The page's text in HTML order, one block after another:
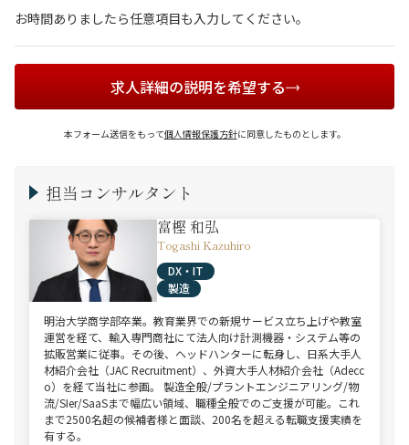
お時間ありましたら任意項目も入力してください。
求人詳細の説明を希望する
本フォーム送信をもって個人情報保護方針に同意したものとします。
担当コンサルタント
富樫 和弘
Togashi Kazuhiro
DX・IT
製造
明治大学商学部卒業。教育業界での新規サービス立ち上げや教室
運営を経て、輸入専門商社にて法人向け計測機器・システム等の
拡販営業に従事。その後、ヘッドハンターに転身し、日系大手人
材紹介会社（JAC Recruitment）、外資大手人材紹介会社（Adecc
o）を経て当社に参画。 製造全般/プラントエンジニアリング/物
流/SIer/SaaSまで幅広い領域、職種全般でのご支援が可能。これ
まで2500名超の候補者様と面談、200名を超える転職支援実績を
有する。